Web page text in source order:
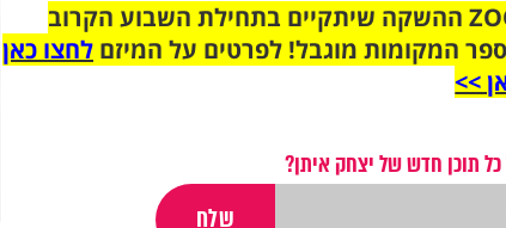
הצטרפו לקבוצת הוואטסאפ לקראת ZOOM ההשקה שיתקיים בתחילת השבוע הקרוב
המקומות מוגבל! לפרטים על המיזם לחצו כאן
>>
תוכן חדש של יצחק איתן?